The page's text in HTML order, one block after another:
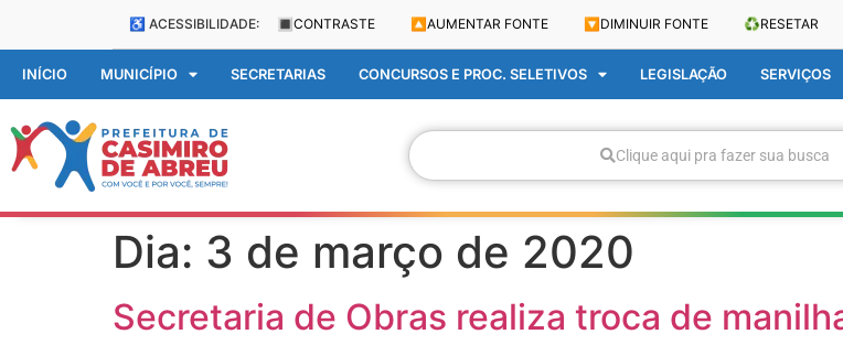
♿ ACESSIBILIDADE: 🔳 CONTRASTE 🔼 AUMENTAR FONTE 🔽 DIMINUIR FONTE ♻️RESETAR
INÍCIO MUNICÍPIO SECRETARIAS CONCURSOS E PROC. SELETIVOS LEGISLAÇÃO SERVIÇOS
Clique aqui pra fazer sua busca
Dia: 3 de março de 2020
Secretaria de Obras realiza troca de